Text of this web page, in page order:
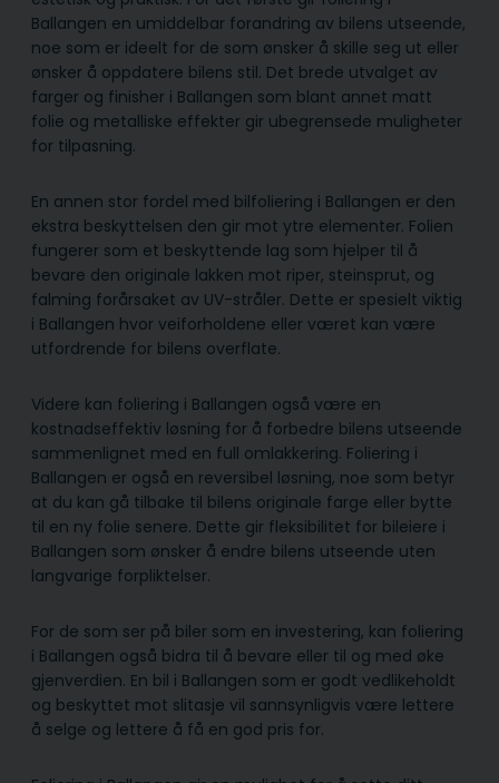
Ballangen en umiddelbar forandring av bilens utseende,
noe som er ideelt for de som ønsker å skille seg ut eller
ønsker å oppdatere bilens stil. Det brede utvalget av
farger og finisher i Ballangen som blant annet matt
folie og metalliske effekter gir ubegrensede muligheter
for tilpasning.
En annen stor fordel med bilfoliering i Ballangen er den
ekstra beskyttelsen den gir mot ytre elementer. Folien
fungerer som et beskyttende lag som hjelper til å
bevare den originale lakken mot riper, steinsprut, og
falming forårsaket av UV-stråler. Dette er spesielt viktig
i Ballangen hvor veiforholdene eller været kan være
utfordrende for bilens overflate.
Videre kan foliering i Ballangen også være en
kostnadseffektiv løsning for å forbedre bilens utseende
sammenlignet med en full omlakkering. Foliering i
Ballangen er også en reversibel løsning, noe som betyr
at du kan gå tilbake til bilens originale farge eller bytte
til en ny folie senere. Dette gir fleksibilitet for bileiere i
Ballangen som ønsker å endre bilens utseende uten
langvarige forpliktelser.
For de som ser på biler som en investering, kan foliering
i Ballangen også bidra til å bevare eller til og med øke
gjenverdien. En bil i Ballangen som er godt vedlikeholdt
og beskyttet mot slitasje vil sannsynligvis være lettere
å selge og lettere å få en god pris for.